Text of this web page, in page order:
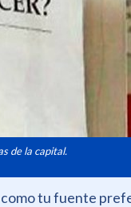
de la capital.
tu fuente